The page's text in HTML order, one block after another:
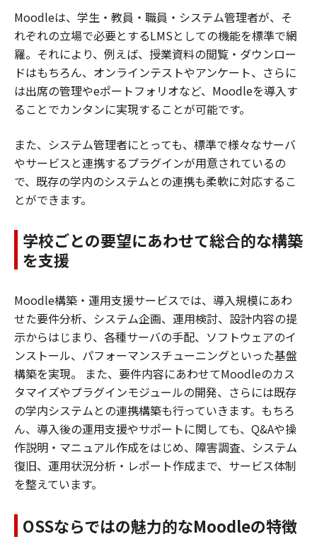
Moodleは、学生・教員・職員・システム管理者が、そ
れぞれの立場で必要とするLMSとしての機能を標準で網
羅。それにより、例えば、授業資料の閲覧・ダウンロー
ドはもちろん、オンラインテストやアンケート、さらに
は出席の管理やeポートフォリオなど、Moodleを導入す
ることでカンタンに実現することが可能です。
また、システム管理者にとっても、標準で様々なサーバ
やサービスと連携するプラグインが用意されているの
で、既存の学内のシステムとの連携も柔軟に対応するこ
とができます。
学校ごとの要望にあわせて総合的な構築
を支援
Moodle構築・運用支援サービスでは、導入規模にあわ
せた要件分析、システム企画、運用検討、設計内容の提
示からはじまり、各種サーバの手配、ソフトウェアのイ
ンストール、パフォーマンスチューニングといった基盤
構築を実現。 また、要件内容にあわせてMoodleのカス
タマイズやプラグインモジュールの開発、さらには既存
の学内システムとの連携構築も行っていきます。もちろ
ん、導入後の運用支援やサポートに関しても、Q&Aや操
作説明・マニュアル作成をはじめ、障害調査、システム
復旧、運用状況分析・レポート作成まで、サービス体制
を整えています。
OSSならではの魅力的なMoodleの特徴